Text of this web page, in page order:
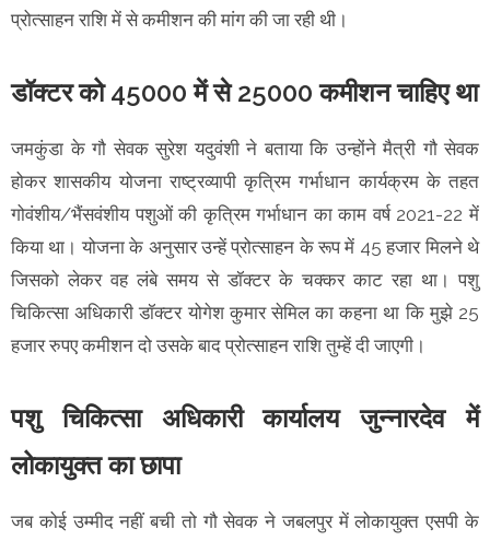
प्रोत्साहन राशि में से कमीशन की मांग की जा रही थी।
डॉक्टर को 45000 में से 25000 कमीशन चाहिए था
जमकुंडा के गौ सेवक सुरेश यदुवंशी ने बताया कि उन्होंने मैत्री गौ सेवक
होकर शासकीय योजना राष्ट्रव्यापी कृत्रिम गर्भाधान कार्यक्रम के तहत
गोवंशीय/भैंसवंशीय पशुओं की कृत्रिम गर्भाधान का काम वर्ष 2021-22 में
किया था। योजना के अनुसार उन्हें प्रोत्साहन के रूप में 45 हजार मिलने थे
जिसको लेकर वह लंबे समय से डॉक्टर के चक्कर काट रहा था। पशु
चिकित्सा अधिकारी डॉक्टर योगेश कुमार सेमिल का कहना था कि मुझे 25
हजार रुपए कमीशन दो उसके बाद प्रोत्साहन राशि तुम्हें दी जाएगी।
पशु चिकित्सा अधिकारी कार्यालय जुन्नारदेव में
लोकायुक्त का छापा
जब कोई उम्मीद नहीं बची तो गौ सेवक ने जबलपुर में लोकायुक्त एसपी के